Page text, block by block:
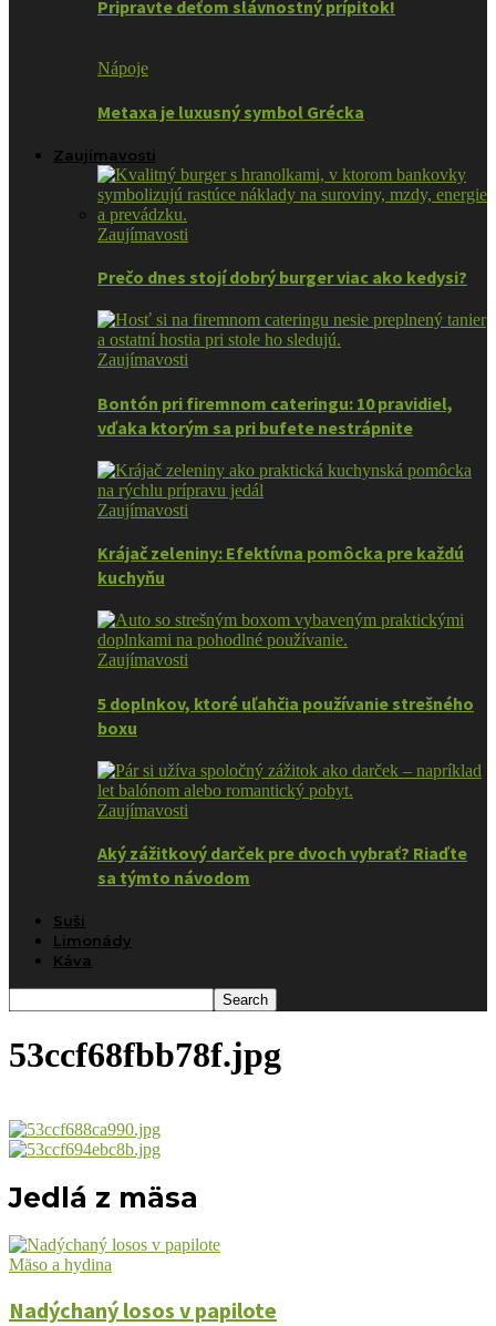
Pripravte deťom slávnostný prípitok!
Nápoje
Metaxa je luxusný symbol Grécka
Zaujímavosti
Zaujímavosti
Prečo dnes stojí dobrý burger viac ako kedysi?
Zaujímavosti
Bontón pri firemnom cateringu: 10 pravidiel,
vďaka ktorým sa pri bufete nestrápnite
Zaujímavosti
Krájač zeleniny: Efektívna pomôcka pre každú
kuchyňu
Zaujímavosti
5 doplnkov, ktoré uľahčia používanie strešného
boxu
Zaujímavosti
Aký zážitkový darček pre dvoch vybrať? Riaďte
sa týmto návodom
Suši
Limonády
Káva
53ccf68fbb78f.jpg
Jedlá z mäsa
Mäso a hydina
Nadýchaný losos v papilote